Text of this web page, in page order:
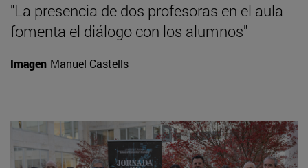
"La presencia de dos profesoras en el aula
fomenta el diálogo con los alumnos"
Imagen Manuel Castells